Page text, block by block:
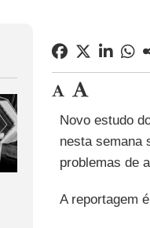
Novo estudo
nesta semana
problemas de
A reportagem